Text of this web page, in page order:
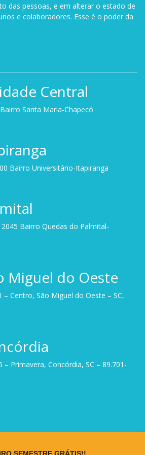
das pessoas, e em alterar o estado de
e colaboradores. Esse é o poder da
Central
Santa Maria-Chapecó
Bairro Universitário-Itapiranga
Bairro Quedas do Palmital-
Miguel do Oeste
– Centro, São Miguel do Oeste – SC,
– Primavera, Concórdia, SC – 89.701-
.